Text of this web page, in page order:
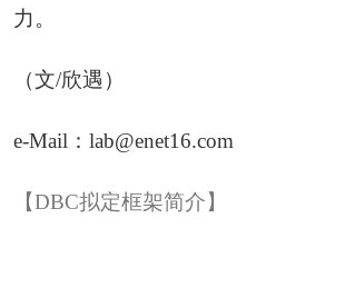
力。
（文/欣遇）
e-Mail：lab@enet16.com
【DBC拟定框架简介】